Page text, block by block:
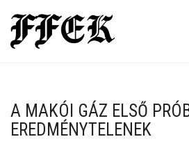
A MAKÓI GÁZ ELSŐ
EREDMÉNYTELENEK